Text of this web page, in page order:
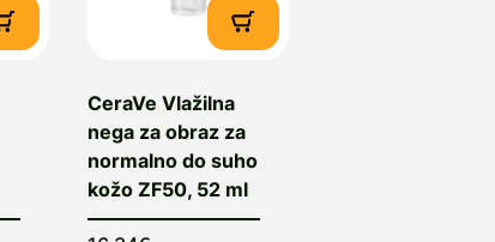
CeraVe Vlažilna
nega za obraz za
normalno do suho
kožo ZF50, 52 ml